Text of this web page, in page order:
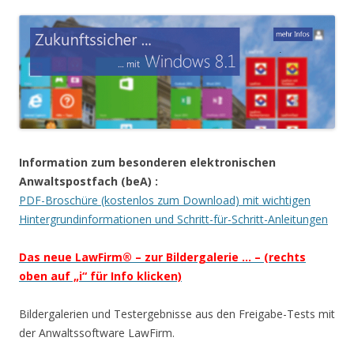
Information zum besonderen elektronischen
Anwaltspostfach (beA) :
PDF-Broschüre (kostenlos zum Download) mit wichtigen
Hintergrundinformationen und Schritt-für-Schritt-Anleitungen
Das neue LawFirm® – zur Bildergalerie … – (rechts
oben auf „i“ für Info klicken)
Bildergalerien und Testergebnisse aus den Freigabe-Tests mit
der Anwaltssoftware LawFirm.